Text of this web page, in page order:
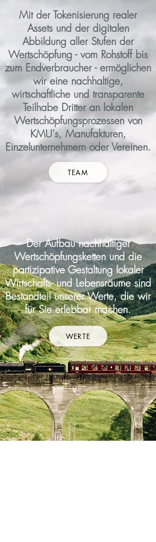
Mit der Tokenisierung realer
Assets und der digitalen
Abbildung aller Stufen der
Wertschöpfung - vom Rohstoff bis
zum Endverbraucher - ermöglichen
wir eine nachhaltige,
wirtschaftliche und transparente
Teilhabe Dritteran lokalen
Wertschöpfungsprozessen von
KMU's, Manufakturen,
Einzelunternehmern oder Vereinen.
TEAM
Der Aufbau nachhaltiger
Wertschöpfungsketten und die
partizipative Gestaltung lokaler
Wirtschafts- und Lebensräume sind
Bestandteil unserer Werte, die wir
für Sie erlebbar machen.
WERTE